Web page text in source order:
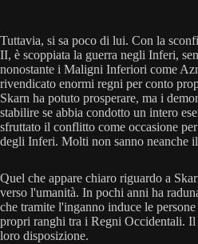
Tuttavia, si sa poco di lui. Con la
II, è scoppiata la guerra negli Inferi,
nonostante i Maligni Inferiori come
rivendicato enormi regni per conto
Skarn ha potuto prosperare, ma i
stabilire se abbia condotto un intero
sfruttato il conflitto come occasione
degli Inferi. Molti non sanno neanche
Quel che appare chiaro riguardo a
verso l'umanità. In pochi anni ha
che tramite l'inganno induce le
propri ranghi tra i Regni Occidentali. Il
loro disposizione.